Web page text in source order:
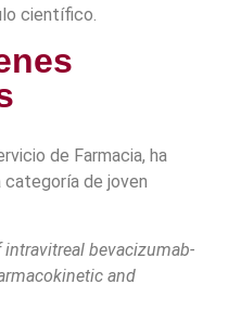
científico.
de Farmacia, ha
de joven
bevacizumab-
and